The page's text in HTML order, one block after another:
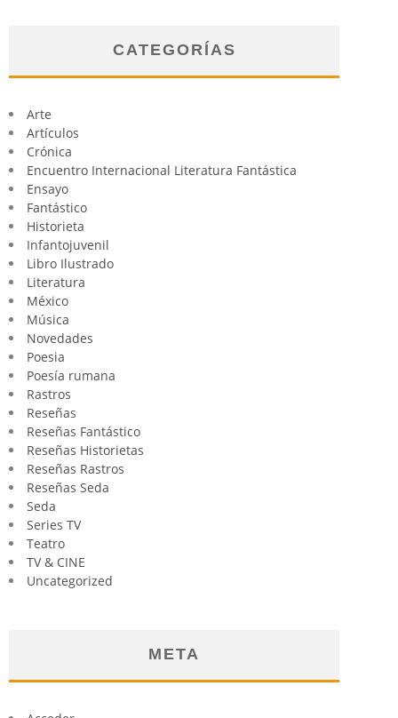
CATEGORÍAS
Arte
Artículos
Crónica
Encuentro Internacional Literatura Fantástica
Ensayo
Fantástico
Historieta
Infantojuvenil
Libro Ilustrado
Literatura
México
Música
Novedades
Poesia
Poesía rumana
Rastros
Reseñas
Reseñas Fantástico
Reseñas Historietas
Reseñas Rastros
Reseñas Seda
Seda
Series TV
Teatro
TV & CINE
Uncategorized
META